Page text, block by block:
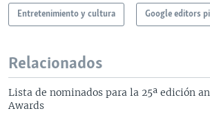
Entretenimiento y cultura Google editors
Relacionados
Lista de nominados para la 25ª edición
Awards